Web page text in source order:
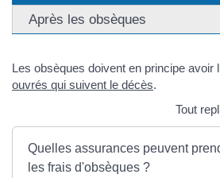
Après les obsèques
Les obsèques doivent en principe avoir
ouvrés qui suivent le décès.
Tout
Quelles assurances peuvent
les frais d'obsèques ?